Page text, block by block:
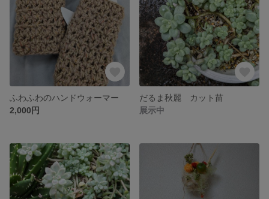
ふわふわのハンドウォーマー
2,000円
だるま秋麗 カット苗
展示中